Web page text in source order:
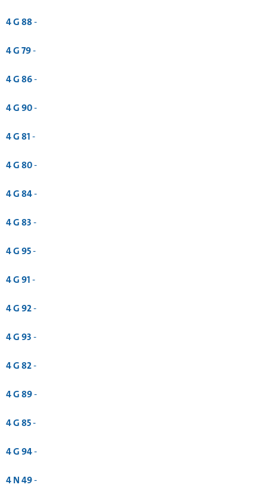
4 G 88-
4 G 79-
4 G 86-
4 G 90-
4 G 81-
4 G 80-
4 G 84-
4 G 83-
4 G 95-
4 G 91-
4 G 92-
4 G 93-
4 G 82-
4 G 89-
4 G 85-
4 G 94-
4 N 49-